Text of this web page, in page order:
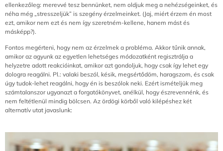
ellenkezőleg: merevvé tesz bennünket, nem oldjuk meg a nehézségeinket, és
néha még „stresszeljük” is szegény érzelmeinket. (Jaj, miért érzem én most
ezt, amikor nem ezt és nem így szeretném-kellene, hanem mást és
másképp?).
Fontos megérteni, hogy nem az érzelmek a probléma. Akkor tűnik annak,
amikor az agyunk az egyetlen lehetséges módozatként regisztrálja a
helyzetre adott reakcióinkat, amikor azt gondoljuk, hogy csak így lehet egy
dologra reagálni. Pl.: valaki beszól, késik, megsértődöm, haragszom, és csak
úgy tudok-lehet reagálni, hogy én is beszólok neki. Ezért ismételjük meg
számtalanszor ugyanazt a forgatókönyvet, anélkül, hogy észrevennénk, és
nem feltétlenül mindig bölcsen. Az ördögi körből való kilépéshez két
alternatív utat javaslunk: